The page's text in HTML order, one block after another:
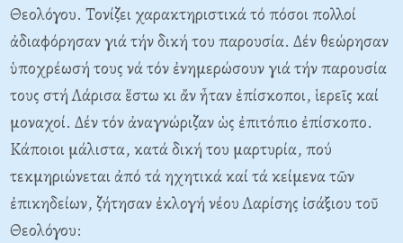
Θεολόγου. Τονίζει χαρακτηριστικά τό πόσοι πολλοί
ἀδιαφόρησαν γιά τήν δική του παρουσία. Δέν θεώρησαν
ὑποχρέωσή τους νά τόν ἐνημερώσουν γιά τήν παρουσία
τους στή Λάρισα ἕστω κι ἄν ἦταν ἐπίσκοποι, ἱερεῖς καί
μοναχοί. Δέν τόν ἀναγνώριζαν ὡς ἐπιτόπιο ἐπίσκοπο.
Κάποιοι μάλιστα, κατά δική του μαρτυρία, πού
τεκμηριώνεται ἀπό τά ηχητικά καί τά κείμενα τῶν
ἐπικηδείων, ζήτησαν ἐκλογή νέου Λαρίσης ἰσάξιου τοῦ
Θεολόγου: